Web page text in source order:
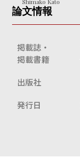
論文情報
掲載誌・
掲載書籍
出版社
発行日